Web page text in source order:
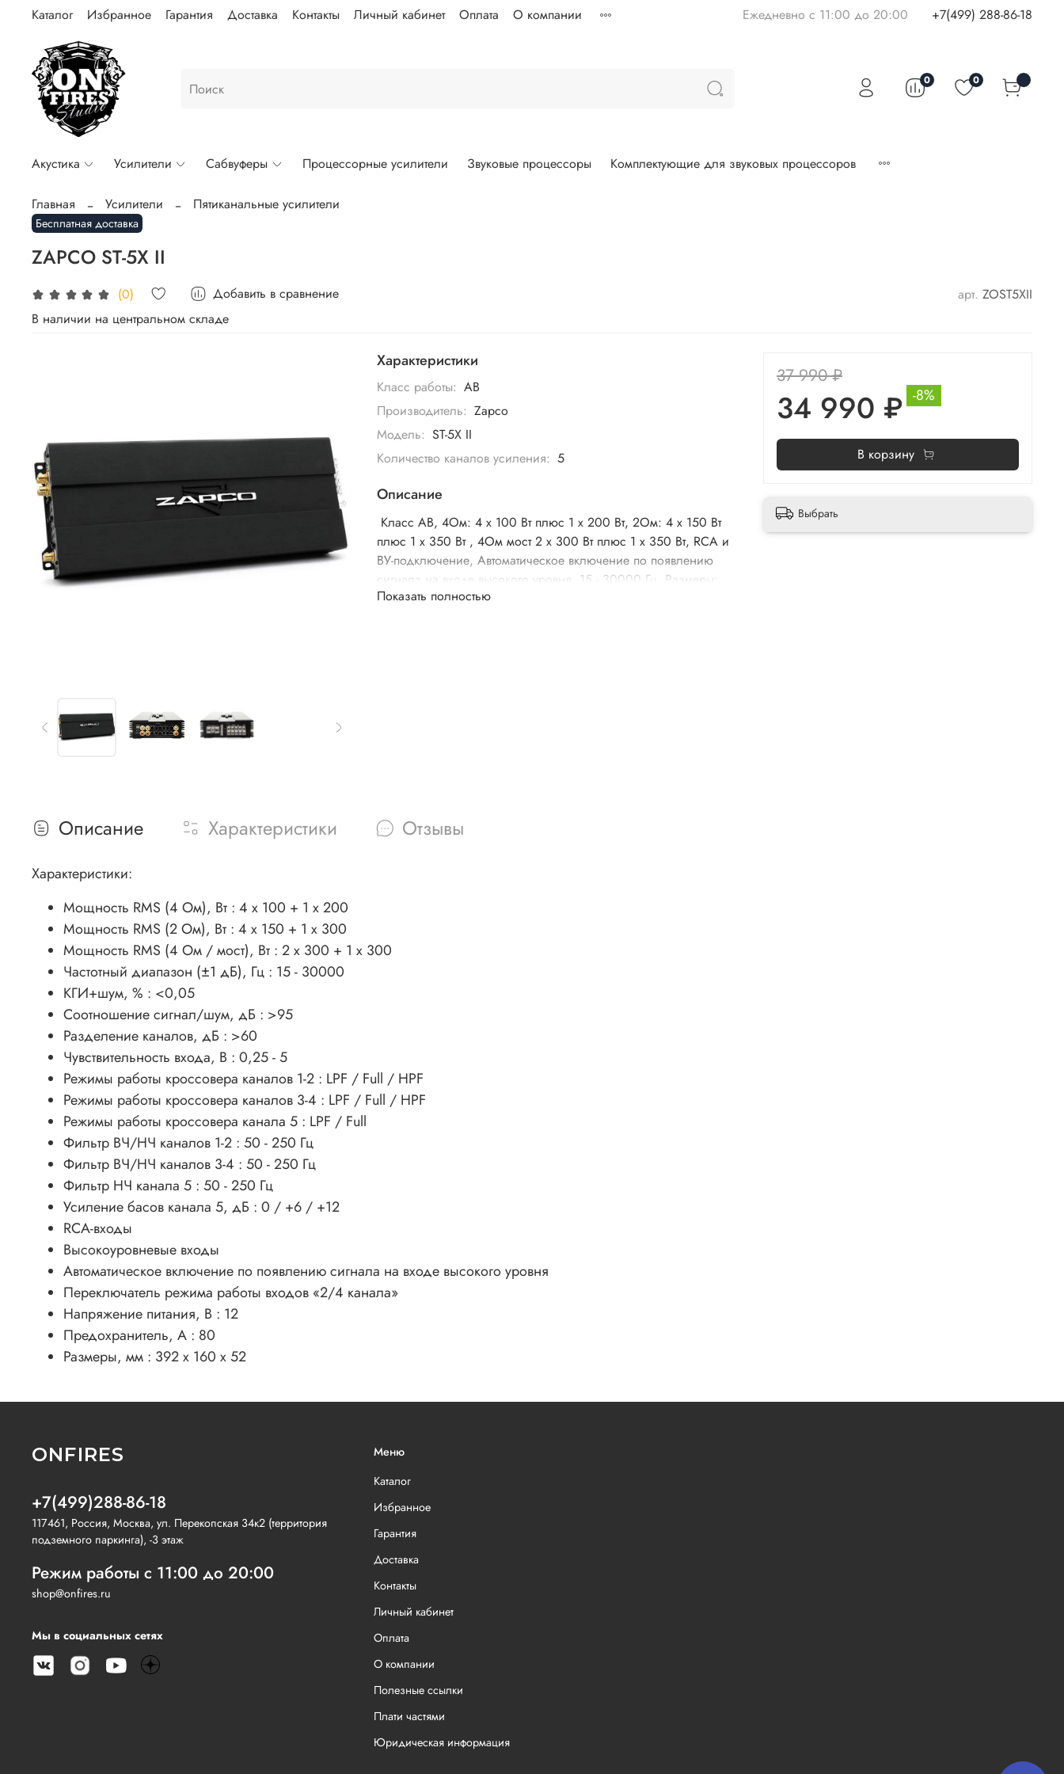
Каталог Избранное Гарантия Доставка Контакты Личный кабинет Оплата О компании Ежедневно с 11:00 до 20:00 +7(499) 288-86-18
0 0
Акустика Усилители Сабвуферы Процессорные усилители Звуковые процессоры Комплектующие для звуковых процессоров
Главная Усилители Пятиканальные усилители
Бесплатная доставка
ZAPCO ST-5X II
В наличии на центральном складе
(0) Добавить в сравнение арт. ZOST5XII
Характеристики
Класс работы: AB
Производитель: Zapco
Модель: ST-5X II
Количество каналов усиления: 5
Описание
Класс АВ, 4Ом: 4 х 100 Вт плюс 1 х 200 Вт, 2Ом: 4 х 150 Вт
плюс 1 х 350 Вт , 4Ом мост 2 x 300 Вт плюс 1 x 350 Вт, RCA и
ВУ-подключение, Автоматическое включение по появлению
сигнала на входе высокого уровня, 15 - 30000 Гц, Размеры:
392 x 160 x 52 мм
Показать полностью
37 990 ₽
34 990 ₽ -8%
В корзину
Выбрать
Описание Характеристики Отзывы
Характеристики:
Мощность RMS (4 Ом), Вт : 4 x 100 + 1 x 200
Мощность RMS (2 Ом), Вт : 4 x 150 + 1 x 300
Мощность RMS (4 Ом / мост), Вт : 2 x 300 + 1 x 300
Частотный диапазон (±1 дБ), Гц : 15 - 30000
КГИ+шум, % : <0,05
Соотношение сигнал/шум, дБ : >95
Разделение каналов, дБ : >60
Чувствительность входа, В : 0,25 - 5
Режимы работы кроссовера каналов 1-2 : LPF / Full / HPF
Режимы работы кроссовера каналов 3-4 : LPF / Full / HPF
Режимы работы кроссовера канала 5 : LPF / Full
Фильтр ВЧ/НЧ каналов 1-2 : 50 - 250 Гц
Фильтр ВЧ/НЧ каналов 3-4 : 50 - 250 Гц
Фильтр НЧ канала 5 : 50 - 250 Гц
Усиление басов канала 5, дБ : 0 / +6 / +12
RCA-входы
Высокоуровневые входы
Автоматическое включение по появлению сигнала на входе высокого уровня
Переключатель режима работы входов «2/4 канала»
Напряжение питания, В : 12
Предохранитель, А : 80
Размеры, мм : 392 x 160 x 52
Меню
Каталог
Избранное
Гарантия
Доставка
Контакты
Личный кабинет
Оплата
О компании
Полезные ссылки
Плати частями
Юридическая информация
ONFIRES
+7(499)288-86-18
117461, Россия, Москва, ул. Перекопская 34к2 (территория
подземного паркинга), -3 этаж
Режим работы с 11:00 до 20:00
shop@onfires.ru
Мы в социальных сетях